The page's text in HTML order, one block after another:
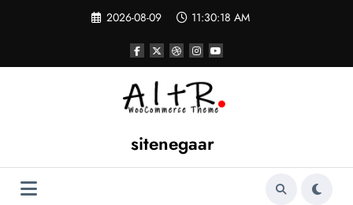
2026-08-09 11:30:18 AM
sitenegaar